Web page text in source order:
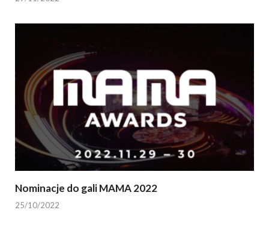
Nominacje do gali MAMA 2022
25/10/2022